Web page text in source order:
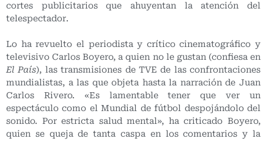
cortes publicitarios que ahuyentan la atención del
telespectador.
Lo ha revuelto el periodista y crítico cinematográfico y
televisivo Carlos Boyero, a quien no le gustan (confiesa en
El País), las transmisiones de TVE de las confrontaciones
mundialistas, a las que objeta hasta la narración de Juan
Carlos Rivero. «Es lamentable tener que ver un
espectáculo como el Mundial de fútbol despojándolo del
sonido. Por estricta salud mental», ha criticado Boyero,
quien se queja de tanta caspa en los comentarios y la